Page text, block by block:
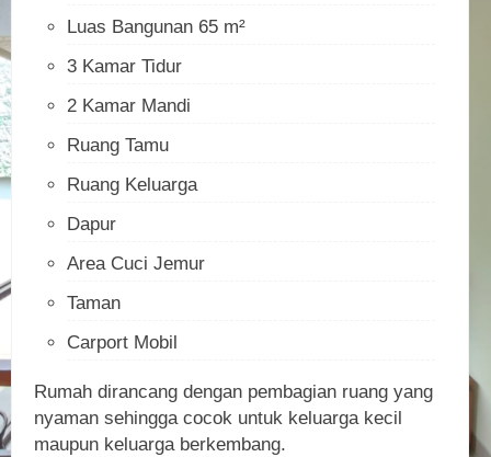
Luas Bangunan 65 m²
3 Kamar Tidur
2 Kamar Mandi
Ruang Tamu
Ruang Keluarga
Dapur
Area Cuci Jemur
Taman
Carport Mobil
Rumah dirancang dengan pembagian ruang yang
nyaman sehingga cocok untuk keluarga kecil
maupun keluarga berkembang.